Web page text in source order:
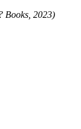
Books, 2023)